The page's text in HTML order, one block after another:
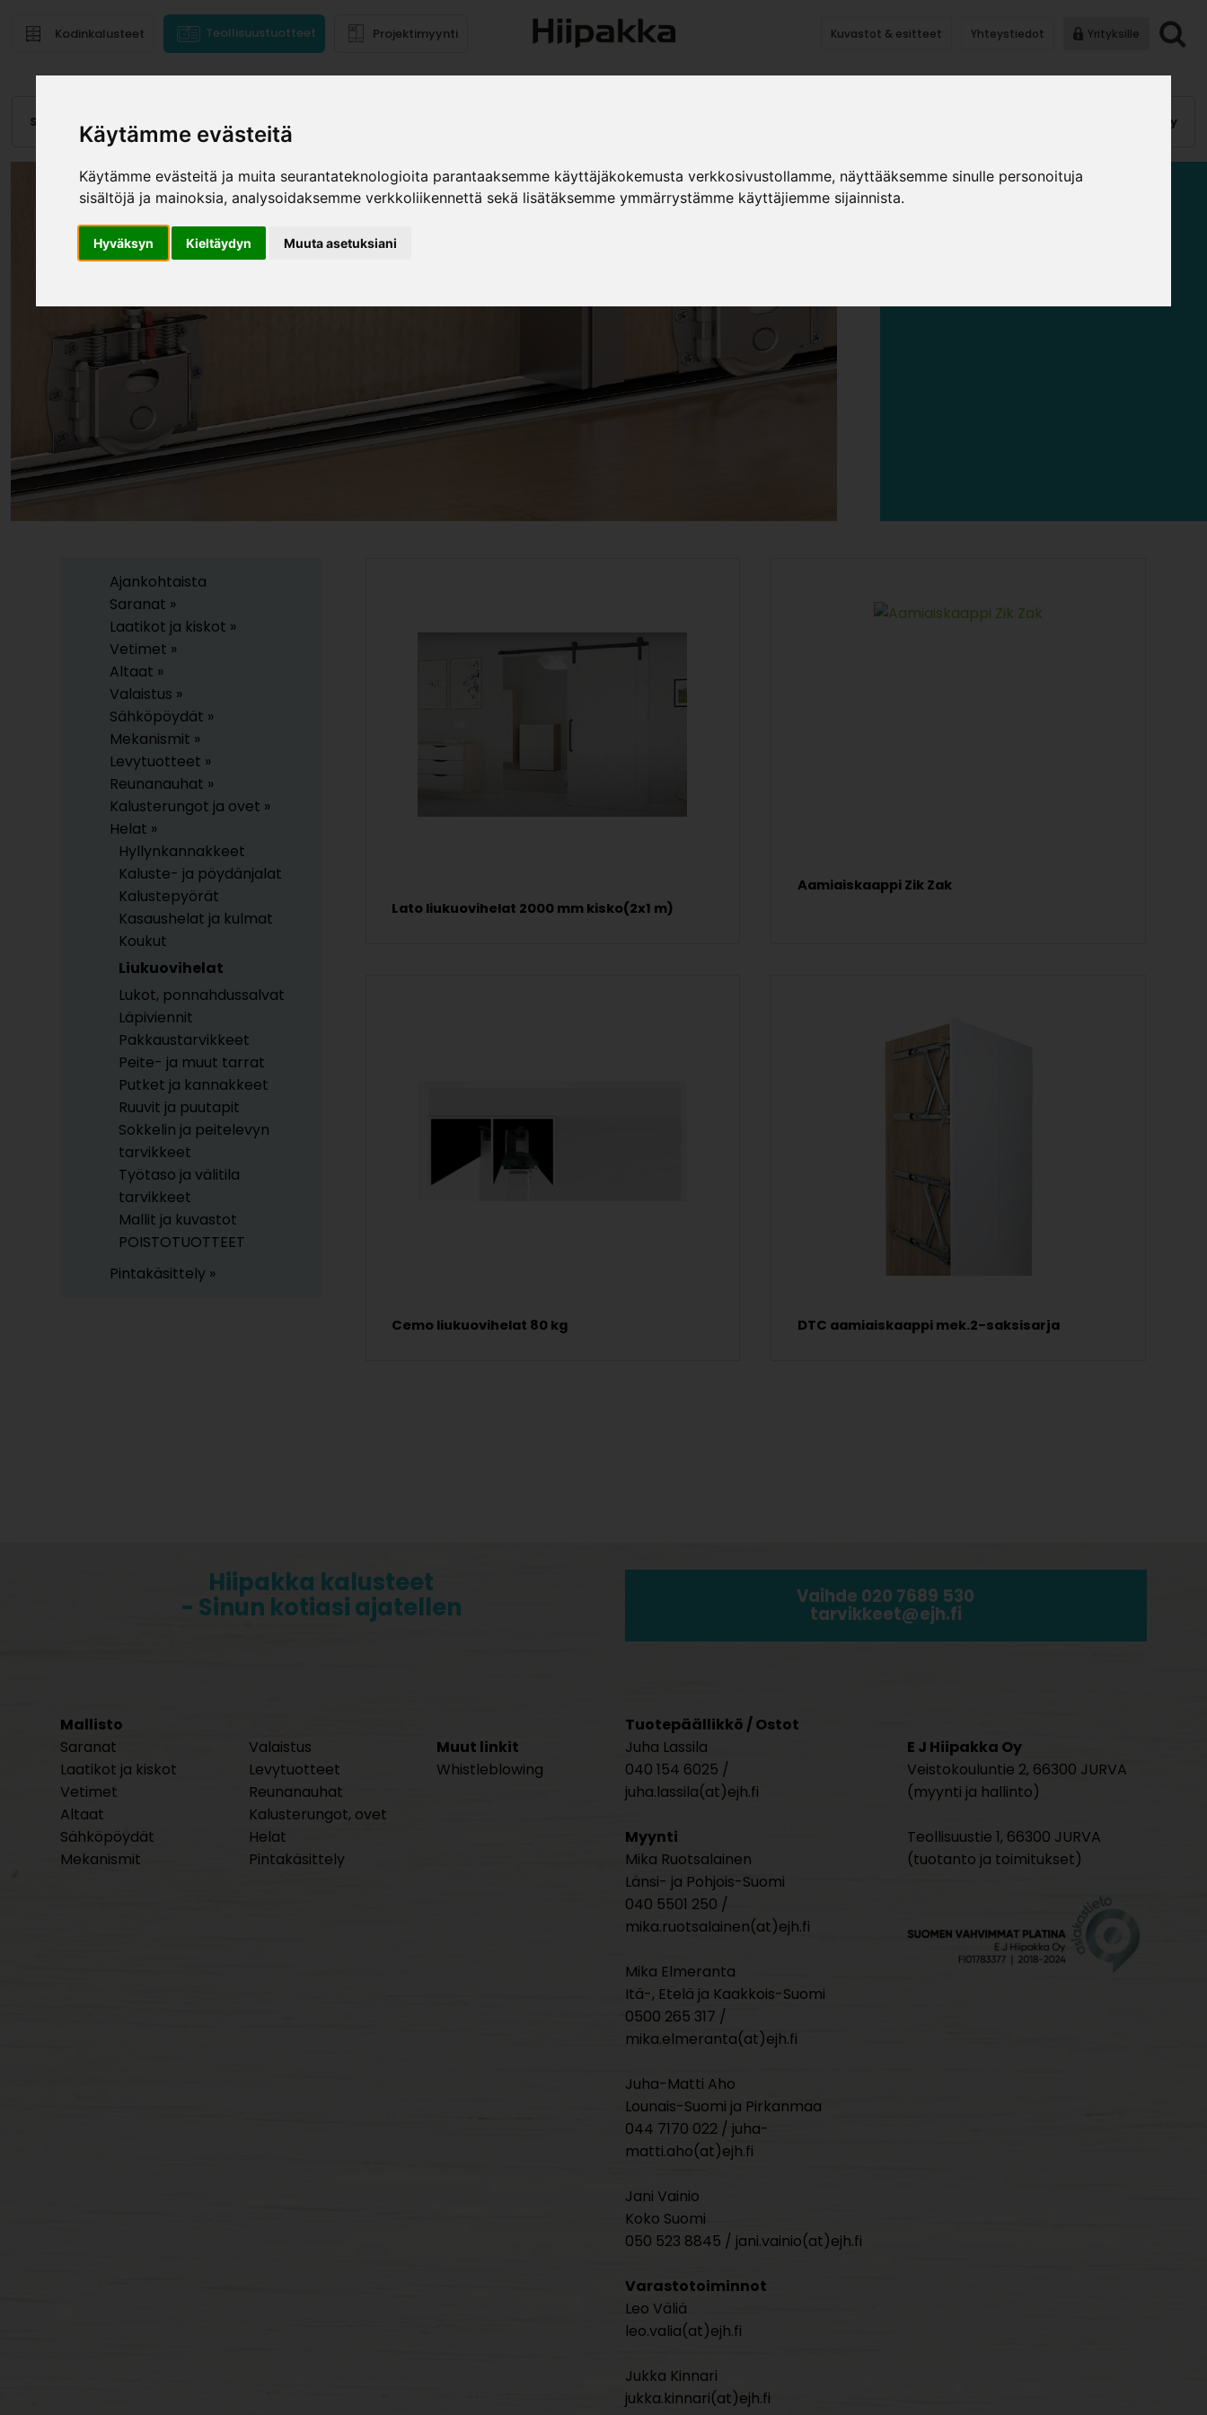
Käytämme evästeitä
Käytämme evästeitä ja muita seurantateknologioita parantaaksemme käyttäjäkokemusta verkkosivustollamme, näyttääksemme sinulle personoituja
sisältöjä ja mainoksia, analysoidaksemme verkkoliikennettä sekä lisätäksemme ymmärrystämme käyttäjiemme sijainnista.
Hyväksyn Kieltäydyn Muuta asetuksiani
Kodinkalusteet Teollisuustuotteet Projektimyynti Kuvastot & esitteet Yhteystiedot Yrityksille
Saranat Laatikot, kiskot Vetimet Pintakäsittely
Ajankohtaista
Saranat »
Laatikot ja kiskot »
Vetimet »
Altaat »
Valaistus »
Sähköpöydät »
Mekanismit »
Levytuotteet »
Reunanauhat »
Kalusterungot ja ovet »
Helat »
Hyllynkannakkeet
Kaluste- ja pöydänjalat
Kalustepyörät
Kasaushelat ja kulmat
Koukut
Liukuovihelat
Lukot, ponnahdussalvat
Läpiviennit
Pakkaustarvikkeet
Peite- ja muut tarrat
Putket ja kannakkeet
Ruuvit ja puutapit
Sokkelin ja peitelevyn
tarvikkeet
Työtaso ja välitila
tarvikkeet
Mallit ja kuvastot
POISTOTUOTTEET
Pintakäsittely »
Lato liukuovihelat 2000 mm kisko(2x1 m)
Aamiaiskaappi Zik Zak
Cemo liukuovihelat 80 kg DTC aamiaiskaappi mek.2-saksisarja
Hiipakka kalusteet
- Sinun kotiasi ajatellen
Vaihde 020 7689 530
tarvikkeet@ejh.fi
Mallisto
Saranat
Laatikot ja kiskot
Vetimet
Altaat
Sähköpöydät
Mekanismit
Valaistus
Levytuotteet
Reunanauhat
Kalusterungot, ovet
Helat
Pintakäsittely
Muut linkit
Whistleblowing
Tuotepäällikkö / Ostot
Juha Lassila
040 154 6025 /
juha.lassila(at)ejh.fi
Myynti
Mika Ruotsalainen
Länsi- ja Pohjois-Suomi
040 5501 250 /
mika.ruotsalainen(at)ejh.fi
Mika Elmeranta
Itä-, Etelä ja Kaakkois-Suomi
0500 265 317 /
mika.elmeranta(at)ejh.fi
Juha-Matti Aho
Lounais-Suomi ja Pirkanmaa
044 7170 022 / juha-
matti.aho(at)ejh.fi
Jani Vainio
Koko Suomi
050 523 8845 / jani.vainio(at)ejh.fi
Varastotoiminnot
Leo Väliä
leo.valia(at)ejh.fi
Jukka Kinnari
jukka.kinnari(at)ejh.fi
E J Hiipakka Oy
Veistokouluntie 2, 66300 JURVA
(myynti ja hallinto)
Teollisuustie 1, 66300 JURVA
(tuotanto ja toimitukset)